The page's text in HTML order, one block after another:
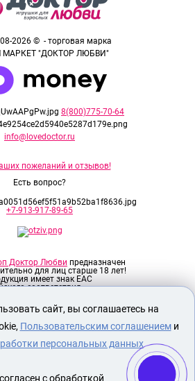
2026 © - торговая марка
МАРКЕТ "ДОКТОР ЛЮБВИ"
8(800)775-70-64
info@lovedoctor.ru
пожеланий и отзывов!
Есть вопрос?
+7-913-917-89-65
Доктор Любви предназначен
для лиц старше 18 лет!
имеет знак EAC
соответствия.
О МАГАЗИНЕ
И ДОСТАВКА
сайт, вы соглашаетесь на
Пользовательским соглашениеми
персональных данных
с обработкой